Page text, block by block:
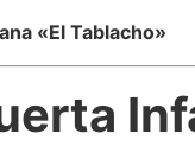
«El Tablacho»